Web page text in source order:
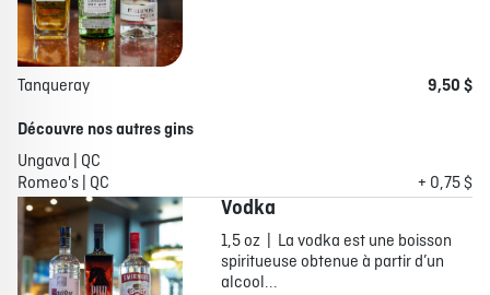
Tanqueray
9,50 $
Découvre nos autres gins
Ungava | QC
Romeo's | QC
+ 0,75 $
Vodka
1,5 oz | La vodka est une boisson
spiritueuse obtenue à partir d’un
alcool...